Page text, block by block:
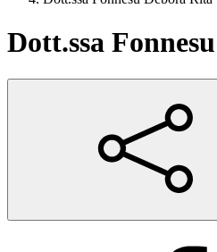
Dott.ssa